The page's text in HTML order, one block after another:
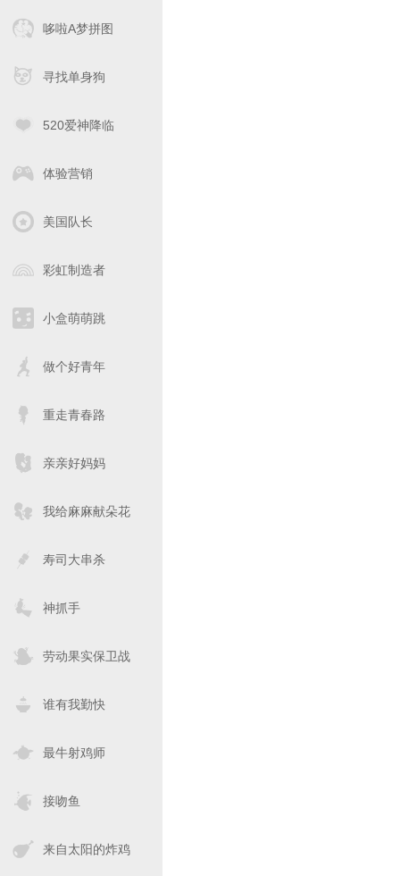
哆啦A梦拼图
寻找单身狗
520爱神降临
体验营销
美国队长
彩虹制造者
小盒萌萌跳
做个好青年
重走青春路
亲亲好妈妈
我给麻麻献朵花
寿司大串杀
神抓手
劳动果实保卫战
谁有我勤快
最牛射鸡师
接吻鱼
来自太阳的炸鸡